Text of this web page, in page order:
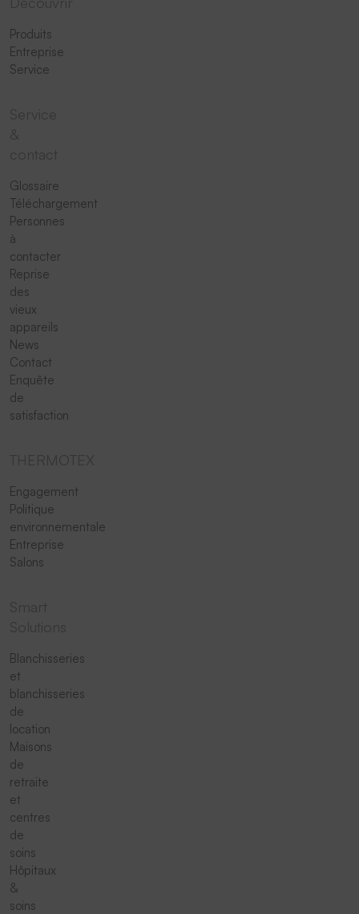
Produits
Entreprise
Service
Glossaire
Téléchargement
Personnes
à
contacter
Reprise
des
vieux
appareils
News
Contact
Enquête
de
satisfaction
Engagement
Politique
environnementale
Entreprise
Salons
Blanchisseries
et
blanchisseries
de
location
Maisons
de
retraite
et
centres
de
soins
Hôpitaux
&
soins